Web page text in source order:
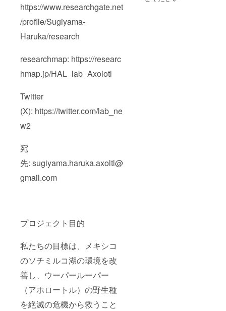
https://www.researchgate.net
/profile/Sugiyama-
Haruka/research
researchmap: https://researc
hmap.jp/HAL_lab_Axolotl
Twitter
(X): https://twitter.com/lab_ne
w2
宛
先: sugiyama.haruka.axoltl@
gmail.com
プロジェクト目的
私たちの目標は、メキシコ
のソチミルコ湖の環境を改
善し、ウーパールーパー
（アホロートル）の野生種
を絶滅の危機から救うこと